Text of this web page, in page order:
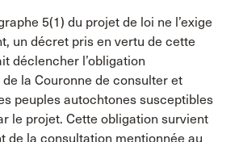
5(1) du projet de loi ne l’exige
un décret pris en vertu de cette
déclencher l’obligation
la Couronne de consulter et
peuples autochtones susceptibles
le projet. Cette obligation survient
de la consultation mentionnée au